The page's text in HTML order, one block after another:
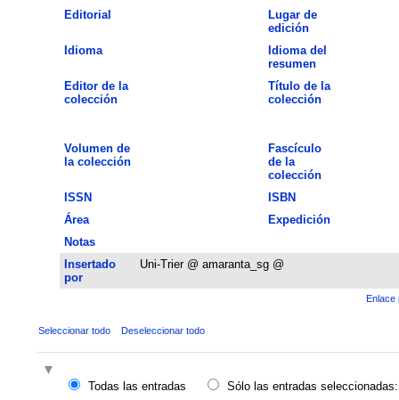
Editorial
Lugar de
edición
Idioma
Idioma del
resumen
Editor de la
colección
Título de la
colección
Volumen de
la colección
Fascículo
de la
colección
ISSN
ISBN
Área
Expedición
Notas
Insertado
por
Uni-Trier @ amaranta_sg @
Enlace
Seleccionar todo Deseleccionar todo
Todas las entradas
Sólo las entradas seleccionadas: